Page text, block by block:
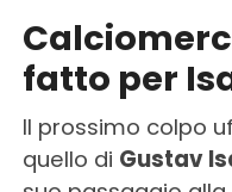
fatto per
Il prossimo colpo
quello di Gustav